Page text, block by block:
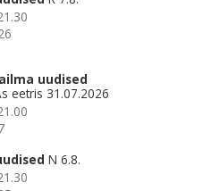
uudised
eetris 31.07.2026
N 6.8.